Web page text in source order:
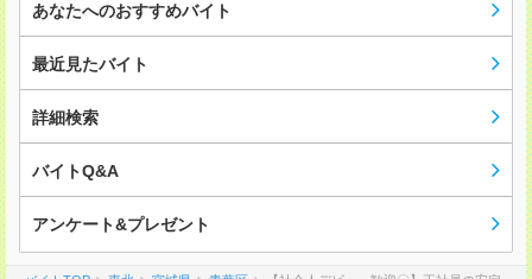
あなたへのおすすめバイト
最近見たバイト
詳細検索
バイトQ&A
アンケート&プレゼント